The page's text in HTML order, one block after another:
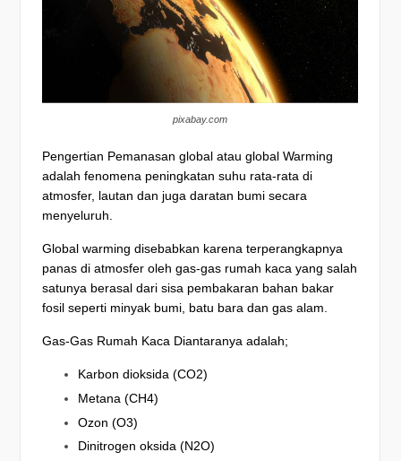
pixabay.com
Pengertian Pemanasan global atau global Warming
adalah fenomena peningkatan suhu rata-rata di
atmosfer, lautan dan juga daratan bumi secara
menyeluruh.
Global warming disebabkan karena terperangkapnya
panas di atmosfer oleh gas-gas rumah kaca yang salah
satunya berasal dari sisa pembakaran bahan bakar
fosil seperti minyak bumi, batu bara dan gas alam.
Gas-Gas Rumah Kaca Diantaranya adalah;
Karbon dioksida (CO2)
Metana (CH4)
Ozon (O3)
Dinitrogen oksida (N2O)